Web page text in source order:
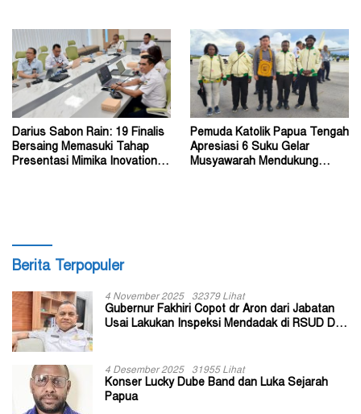
Darius Sabon Rain: 19 Finalis
Bersaing Memasuki Tahap
Presentasi Mimika Inovation
Pemuda Katolik Papua Tengah
Apresiasi 6 Suku Gelar
Musyawarah Mendukung
Berita Terpopuler
4 November 2025 32379 Lihat
Gubernur Fakhiri Copot dr Aron dari Jabatan
Usai Lakukan Inspeksi Mendadak di RSUD Dok
4 Desember 2025 31955 Lihat
Konser Lucky Dube Band dan Luka Sejarah
Papua